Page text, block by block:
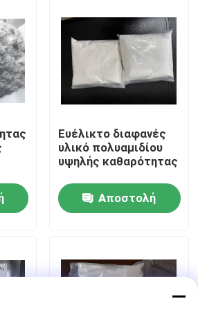
με
επιστρώματος
Ευέλικτο διαφανές
υλικό πολυαμιδίου
υψηλής καθαρότητας
Αποστολή